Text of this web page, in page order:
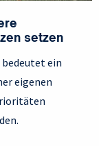
setzen
ein
eigenen